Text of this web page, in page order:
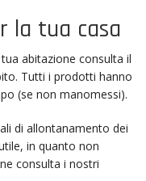
la tua casa
abitazione consulta il
Tutti i prodotti hanno
(se non manomessi).
di allontanamento dei
in quanto non
consulta i nostri